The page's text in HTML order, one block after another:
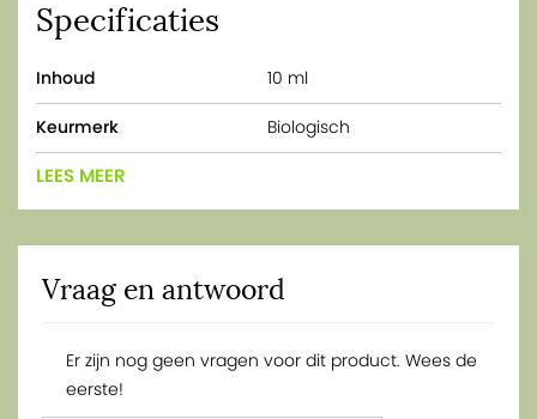
Specificaties
Inhoud 10 ml
Keurmerk Biologisch
LEES MEER
Vraag en antwoord
Er zijn nog geen vragen voor dit product. Wees de
eerste!